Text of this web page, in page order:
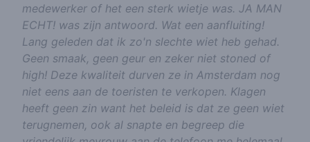
medewerker of het een sterk wietje was. JA MAN
ECHT! was zijn antwoord. Wat een aanfluiting!
Lang geleden dat ik zo'n slechte wiet heb gehad.
Geen smaak, geen geur en zeker niet stoned of
high! Deze kwaliteit durven ze in Amsterdam nog
niet eens aan de toeristen te verkopen. Klagen
heeft geen zin want het beleid is dat ze geen wiet
terugnemen, ook al snapte en begreep die